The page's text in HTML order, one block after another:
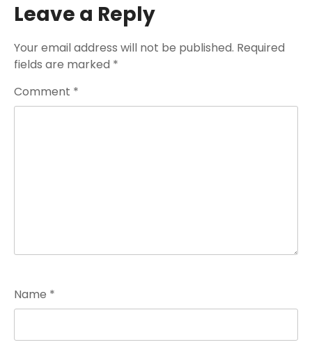
Leave a Reply
Your email address will not be published. Required
fields are marked *
Comment *
Name *